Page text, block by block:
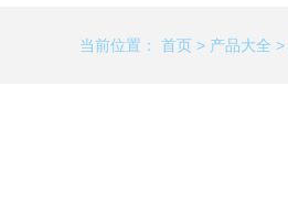
当前位置： 首页 > 产品大全 >